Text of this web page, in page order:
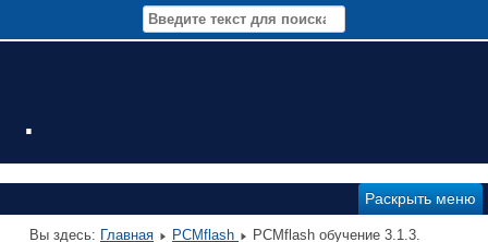
.
Раскрыть меню
Вы здесь: Главная PCMflash
PCMflash обучение 3.1.3.